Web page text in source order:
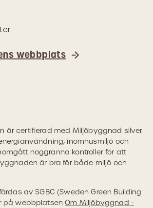
webbplats
är certifierad med Miljöbyggnad silver.
inomhusmiljö och
noggranna kontroller för att
är bra för både miljö och
av SGBC (Sweden Green Building
på webbplatsenOm Miljöbyggnad -